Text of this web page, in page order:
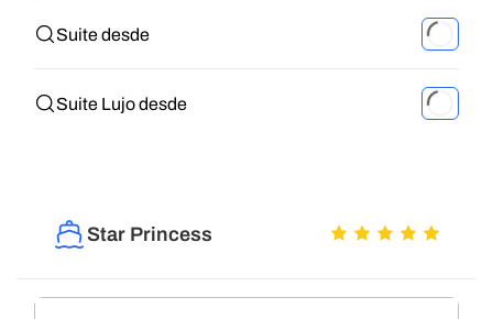
Suite desde
Suite Lujo desde
Star Princess